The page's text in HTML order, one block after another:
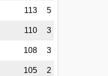
113 5
110 3
108 3
105 2